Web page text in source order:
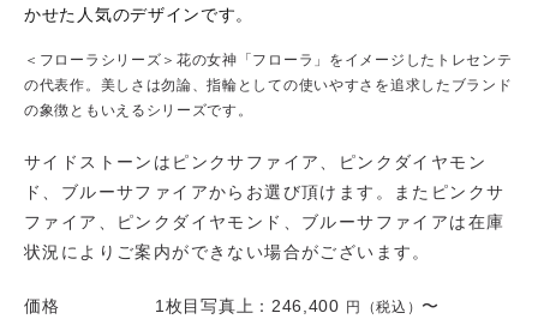
かせた人気のデザインです。
＜フローラシリーズ＞花の女神「フローラ」をイメージしたトレセンテ
の代表作。美しさは勿論、指輪としての使いやすさを追求したブランド
の象徴ともいえるシリーズです。
サイドストーンはピンクサファイア、ピンクダイヤモン
ド、ブルーサファイアからお選び頂けます。またピンクサ
ファイア、ピンクダイヤモンド、ブルーサファイアは在庫
状況によりご案内ができない場合がございます。
価格 1枚目写真上： 246,400 円（税込） 〜